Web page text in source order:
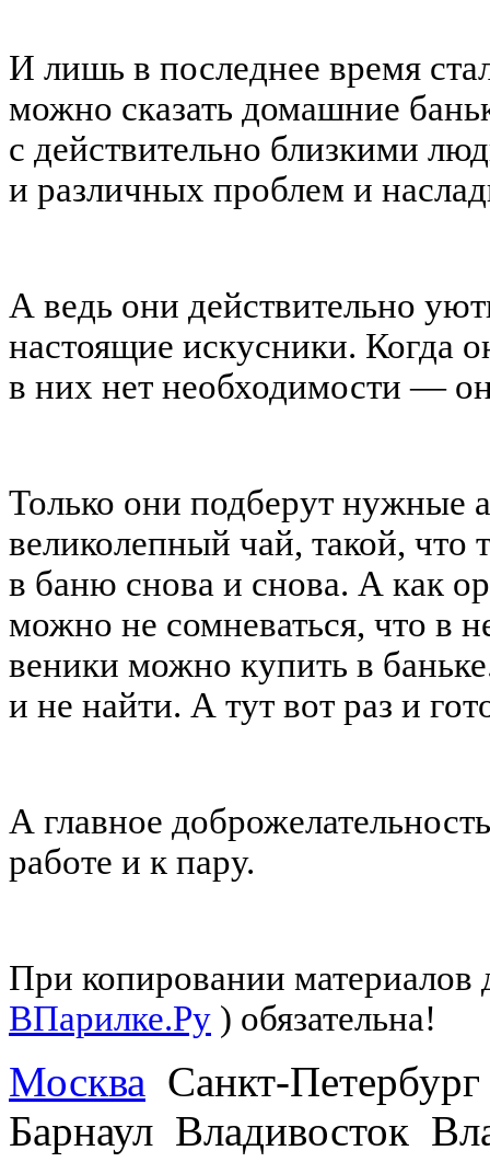
И лишь в последнее время
можно сказать домашние
с действительно близкими
и различных проблем и
А ведь они действительно
настоящие искусники. Когда
в них нет необходимости —
Только они подберут нужные
великолепный чай, такой, что
в баню снова и снова. А как
можно не сомневаться, что в
веники можно купить в
и не найти. А тут вот раз и
А главное
работе и к пару.
При копировании материалов
ВПарилке.Ру ) обязательна!
Москва Санкт-
Барнаул Владивосток